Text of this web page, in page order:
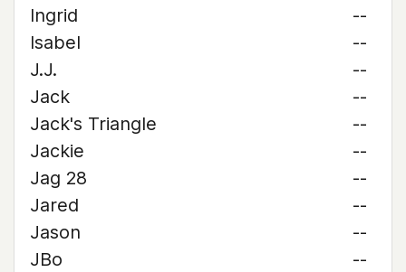
Ingrid
--
Isabel
--
J.J.
--
Jack
--
Jack's Triangle
--
Jackie
--
Jag 28
--
Jared
--
Jason
--
JBo
--